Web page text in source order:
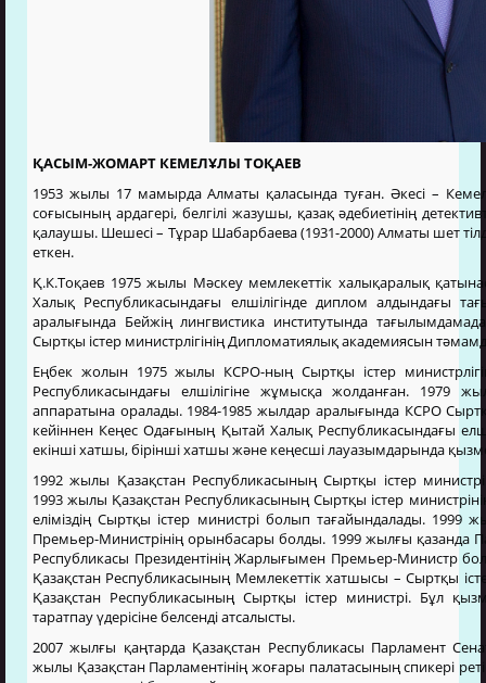
ҚАСЫМ-ЖОМАРТ КЕМЕЛҰЛЫ ТОҚАЕВ
1953 жылы 17 мамырда Алматы қаласында туған. Әкесі –
соғысының ардагері, белгілі жазушы, қазақ әдебиетінің
қалаушы. Шешесі – Тұрар Шабарбаева (1931-2000) Алматы шет
еткен.
Қ.К.Тоқаев 1975 жылы Мәскеу мемлекеттік халықаралық
Халық Республикасындағы елшілігінде диплом алдындағы
аралығында Бейжің лингвистика институтында
Сыртқы істер министрлігінің Дипломатиялық академиясын
Еңбек жолын 1975 жылы КСРО-ның Сыртқы істер
Республикасындағы елшілігіне жұмысқа жолданған. 1979
аппаратына оралады. 1984-1985 жылдар аралығында КСРО
кейіннен Кеңес Одағының Қытай Халық Республикасындағы
екінші хатшы, бірінші хатшы және кеңесші лауазымдарында
1992 жылы Қазақстан Республикасының Сыртқы істер
1993 жылы Қазақстан Республикасының Сыртқы істер
еліміздің Сыртқы істер министрі болып тағайындалады. 1999
Премьер-Министрінің орынбасары болды. 1999 жылғы қазанда
Республикасы Президентінің Жарлығымен Премьер-Министр
Қазақстан Республикасының Мемлекеттік хатшысы – Сыртқы
Қазақстан Республикасының Сыртқы істер министрі. Бұл
таратпау үдерісіне белсенді атсалысты.
2007 жылғы қаңтарда Қазақстан Республикасы Парламент
жылы Қазақстан Парламентінің жоғары палатасының спикері